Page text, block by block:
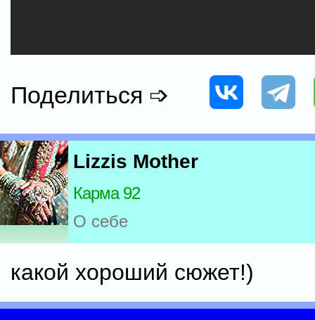
Поделиться ➩
Lizzis Mother
Карма 92
О себе
какой хороший сюжет!)